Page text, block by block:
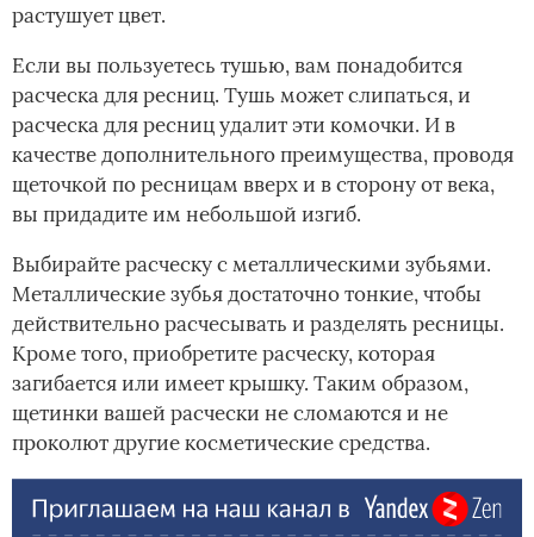
растушует цвет.
Если вы пользуетесь тушью, вам понадобится
расческа для ресниц. Тушь может слипаться, и
расческа для ресниц удалит эти комочки. И в
качестве дополнительного преимущества, проводя
щеточкой по ресницам вверх и в сторону от века,
вы придадите им небольшой изгиб.
Выбирайте расческу с металлическими зубьями.
Металлические зубья достаточно тонкие, чтобы
действительно расчесывать и разделять ресницы.
Кроме того, приобретите расческу, которая
загибается или имеет крышку. Таким образом,
щетинки вашей расчески не сломаются и не
проколют другие косметические средства.